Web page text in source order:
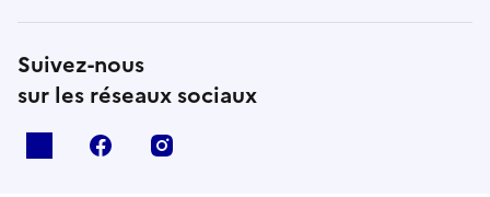
Suivez-nous
sur les réseaux sociaux
facebook